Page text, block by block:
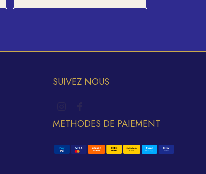
SUIVEZ NOUS
METHODES DE PAIEMENT